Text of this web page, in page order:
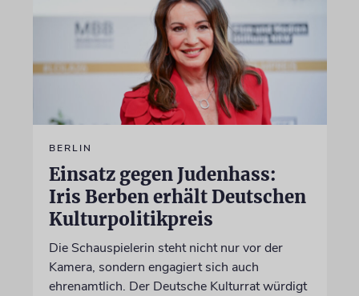
BERLIN
Einsatz gegen Judenhass:
Iris Berben erhält Deutschen
Kulturpolitikpreis
Die Schauspielerin steht nicht nur vor der
Kamera, sondern engagiert sich auch
ehrenamtlich. Der Deutsche Kulturrat würdigt